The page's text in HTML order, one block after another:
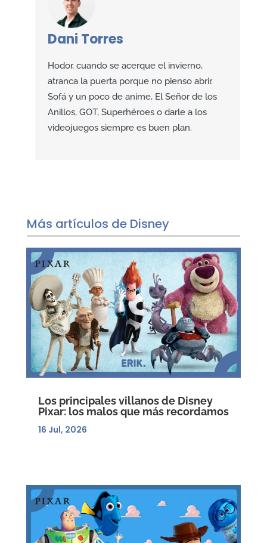
Dani Torres
Hodor, cuando se acerque el invierno,
atranca la puerta porque no pienso abrir.
Sofá y un poco de anime, El Señor de los
Anillos, GOT, Superhéroes o darle a los
videojuegos siempre es buen plan.
Más artículos de Disney
Los principales villanos de Disney
Pixar: los malos que más recordamos
16 Jul, 2026